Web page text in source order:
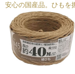
安心の国産品。ひもを